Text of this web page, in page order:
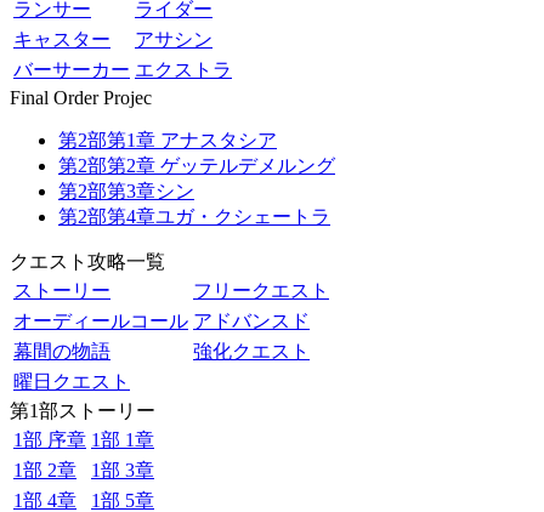
ランサー
ライダー
キャスター
アサシン
バーサーカー エクストラ
Final Order Projec
第2部第1章 アナスタシア
第2部第2章 ゲッテルデメルング
第2部第3章シン
第2部第4章ユガ・クシェートラ
クエスト攻略一覧
ストーリー
フリークエスト
オーディールコール アドバンスド
幕間の物語
強化クエスト
曜日クエスト
第1部ストーリー
1部 序章 1部 1章
1部 2章
1部 3章
1部 4章
1部 5章